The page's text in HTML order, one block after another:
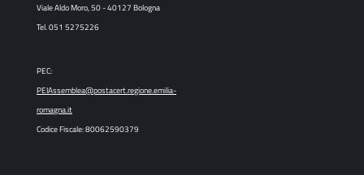
Viale Aldo Moro, 50 - 40127 Bologna
Tel. 051 5275226
PEC:
PEIAssemblea@postacert.regione.emilia-
romagna.it
Codice Fiscale: 80062590379